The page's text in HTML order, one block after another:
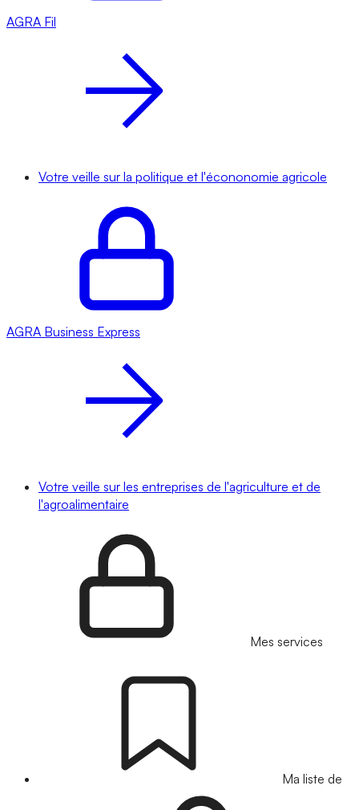
AGRA Fil
Votre veille sur la politique et l'écononomie agricole
AGRA Business Express
Votre veille sur les entreprises de l'agriculture et de
l'agroalimentaire
Mes services
Ma liste de